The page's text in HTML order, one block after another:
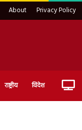
About Privacy Policy
राष्ट्रीय विदेश Live